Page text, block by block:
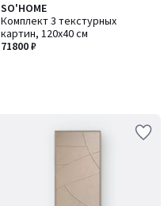
SO'HOME
Комплект 3 текстурных
картин, 120х40 см
71800 ₽